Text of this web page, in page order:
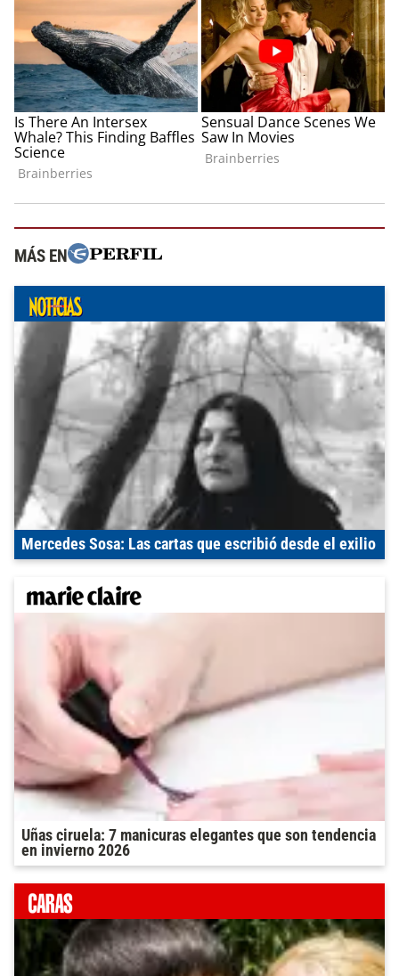
MÁS EN
Mercedes Sosa: Las cartas que escribió desde el exilio
Uñas ciruela: 7 manicuras elegantes que son tendencia
en invierno 2026